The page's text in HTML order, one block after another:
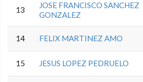
13
JOSE FRANCISCO SANCHEZ
GONZALEZ
14 FELIX MARTINEZ AMO
15 JESUS LOPEZ PEDRUELO